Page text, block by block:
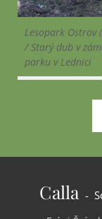
Lesopark Ostrov
/ Starý dub v
parku v Lednici
Calla-